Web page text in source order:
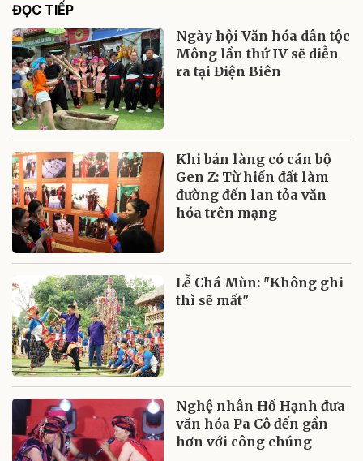
ĐỌC TIẾP
Ngày hội Văn hóa dân tộc
Mông lần thứ IV sẽ diễn
ra tại Điện Biên
Khi bản làng có cán bộ
Gen Z: Từ hiến đất làm
đường đến lan tỏa văn
hóa trên mạng
Lễ Chá Mùn: "Không ghi
thì sẽ mất"
Nghệ nhân Hồ Hạnh đưa
văn hóa Pa Cô đến gần
hơn với công chúng